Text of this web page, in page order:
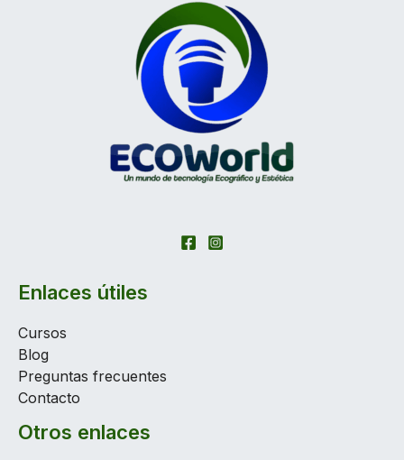
Enlaces útiles
Cursos
Blog
Preguntas frecuentes
Contacto
Otros enlaces